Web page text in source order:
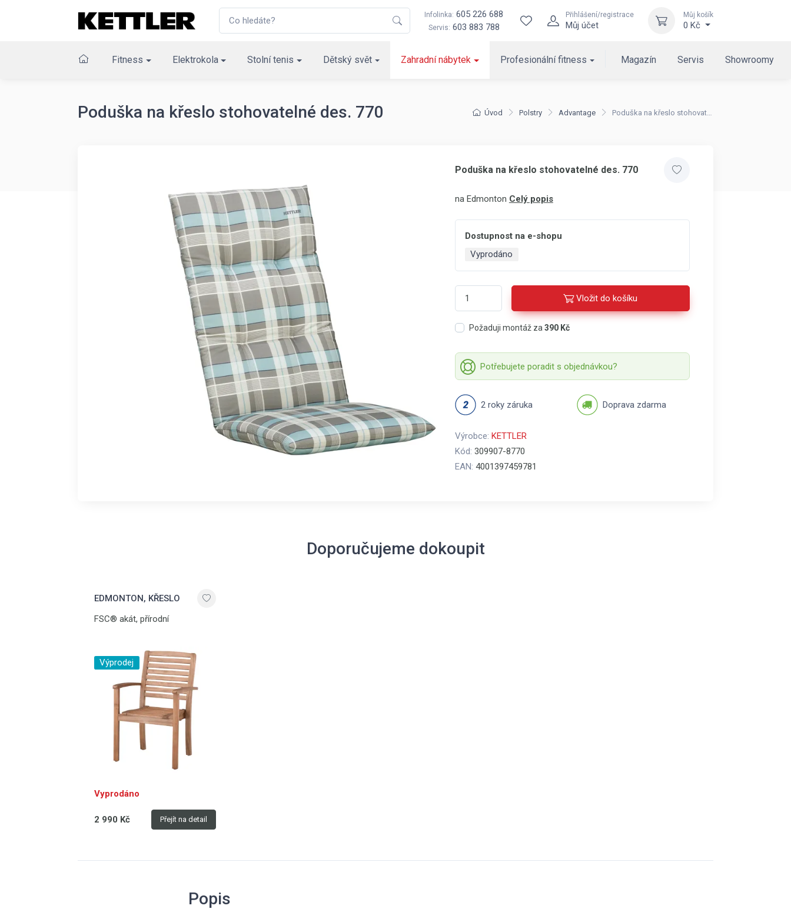
Infolinka: 605 226 688
Servis: 603 883 788
Přihlášení/registrace
Můj účet
Můj košík
0 Kč
Fitness Elektrokola Stolní tenis Dětský svět Zahradní nábytek Profesionální fitness Magazín Servis Showroomy
Úvod Polstry Advantage Poduška na křeslo stohovatelné des. 770
Poduška na křeslo stohovatelné des. 770
Poduška na křeslo stohovatelné des. 770
na Edmonton Celý popis
Dostupnost na e-shopu
Vyprodáno
Vložit do košíku
Požaduji montáž za 390 Kč
Potřebujete poradit s objednávkou?
2 roky záruka Doprava zdarma
Výrobce: KETTLER
Kód: 309907-8770
EAN: 4001397459781
Doporučujeme dokoupit
EDMONTON, KŘESLO
FSC® akát, přírodní
Výprodej
Vyprodáno
2 990 Kč Přejít na detail
Popis